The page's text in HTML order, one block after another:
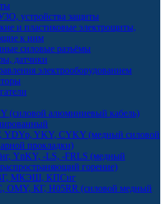
устройства защиты
и пластиковые электрощиты,
к ним
силовые разъёмы
датчики
электрооборудованием
(силовой алюминиевый кабель)
YDYp, YKY, CYKY (медный силовой
прокладки)
YnKY, -LS, -FRLS (медный
горение)
МКЭШ, КПСнг
OMY, КГ, H05RR (силовой медный